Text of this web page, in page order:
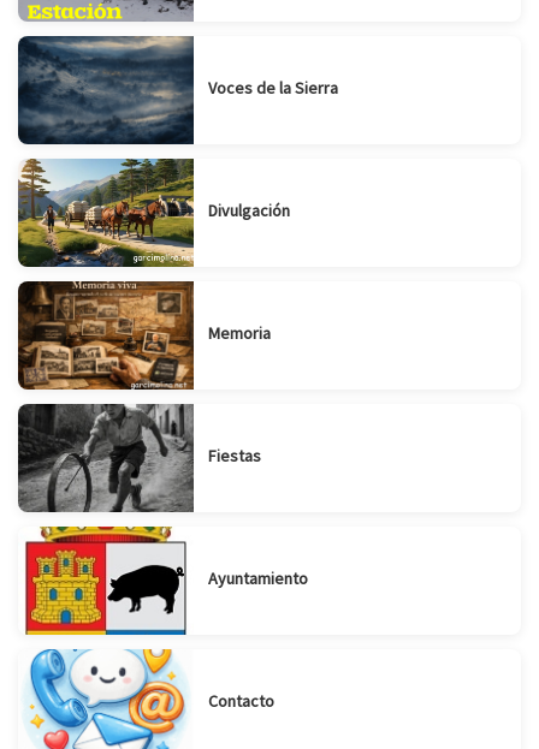
Voces de la Sierra
Divulgación
Memoria
Fiestas
Ayuntamiento
Contacto